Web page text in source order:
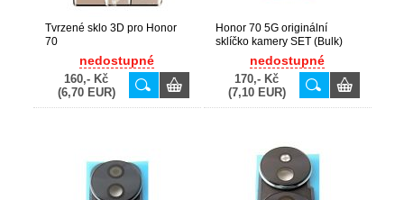
Tvrzené sklo 3D pro Honor
70
nedostupné
160,- Kč
(6,70 EUR)
Honor 70 5G originální
sklíčko kamery SET (Bulk)
nedostupné
170,- Kč
(7,10 EUR)